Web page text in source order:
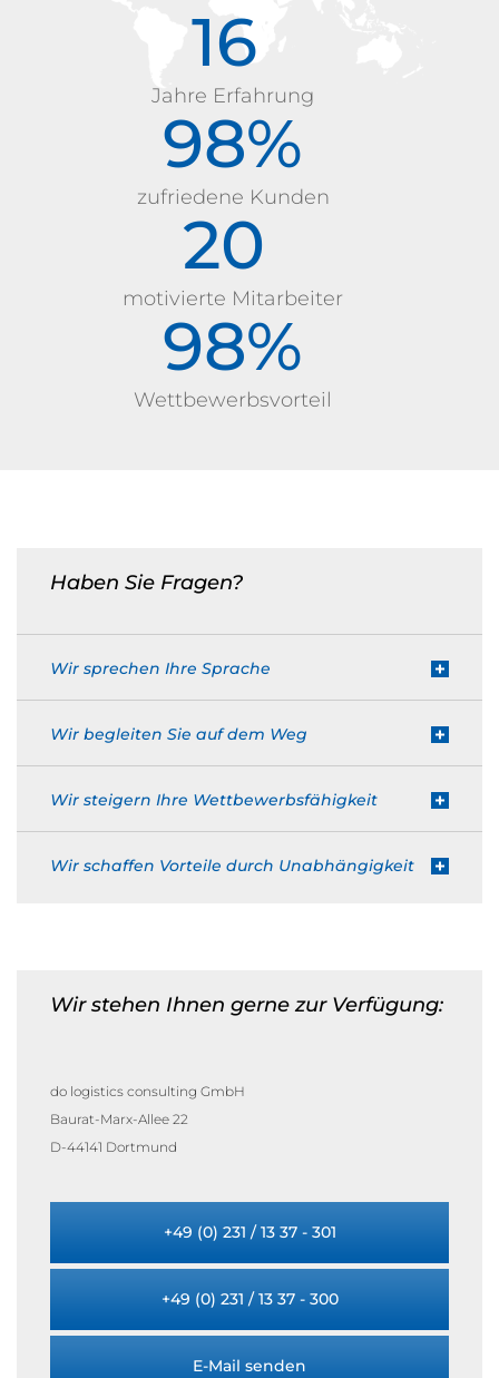
16
Jahre Erfahrung
99%
zufriedene Kunden
20
motivierte Mitarbeiter
99%
Wettbewerbsvorteil
Haben Sie Fragen?
Wir sprechen Ihre Sprache
Wir begleiten Sie auf dem Weg
Wir steigern Ihre Wettbewerbsfähigkeit
Wir schaffen Vorteile durch Unabhängigkeit
Wir stehen Ihnen gerne zur Verfügung:
do logistics consulting GmbH
Baurat-Marx-Allee 22
D-44141 Dortmund
+49 (0) 231 / 13 37 - 301
+49 (0) 231 / 13 37 - 300
E-Mail senden